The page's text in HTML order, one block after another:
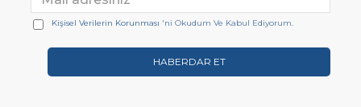
HABERDAR ET
Kişisel Verilerin Korunması 'ni Okudum Ve Kabul Ediyorum.